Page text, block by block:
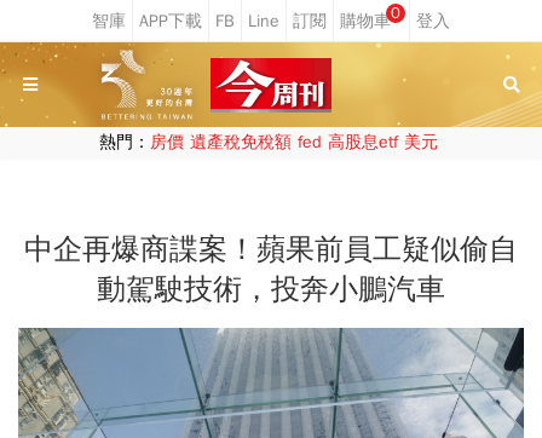
0
熱門： 房價 遺產稅免稅額 fed 高股息etf 美元
中企再爆商諜案！蘋果前員工疑似偷自
動駕駛技術，投奔小鵬汽車